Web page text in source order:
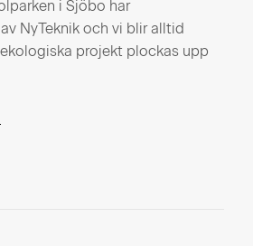
i Sjöbo har
NyTeknik och vi blir alltid
projekt plockas upp